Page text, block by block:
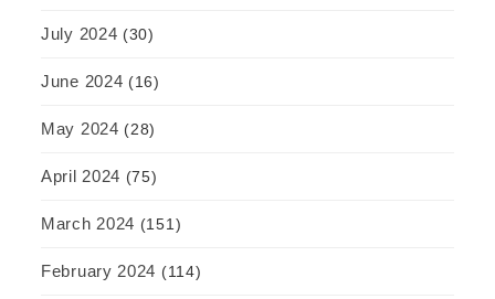
July 2024 (30)
June 2024 (16)
May 2024 (28)
April 2024 (75)
March 2024 (151)
February 2024 (114)